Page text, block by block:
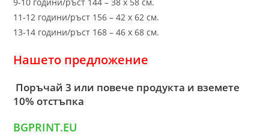
11-12 години/ръст 156 – 42 x 62 см.
13-14 години/ръст 168 – 46 х 68 см.
Нашето предложение
Поръчай 3 или повече продукта и вземете
10% отстъпка
BGPRINT.EU